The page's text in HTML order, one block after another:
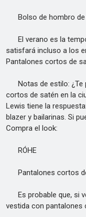
Bolso de hombro de
El verano es la
satisfará incluso a los
Pantalones cortos de
Notas de estilo: ¿Te
cortos de satén en la
Lewis tiene la
blazer y bailarinas. Si
Compra el look:
RÓHE
Pantalones cortos
Es probable que, si
vestida con pantalones